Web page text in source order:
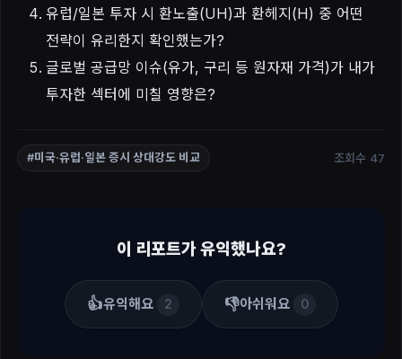
유럽/일본 투자 시 환노출(UH)과 환헤지(H) 중 어떤
전략이 유리한지 확인했는가?
글로벌 공급망 이슈(유가, 구리 등 원자재 가격)가 내가
투자한 섹터에 미칠 영향은?
#미국·유럽·일본 증시 상대강도 비교 조회수 47
이 리포트가 유익했나요?
👍유익해요 2 👎아쉬워요 0